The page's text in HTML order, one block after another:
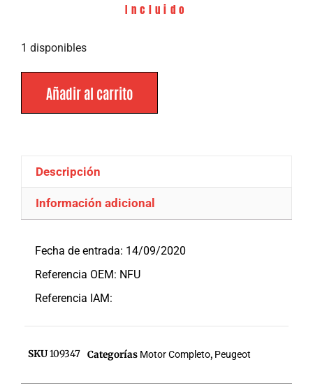
Incluido
1 disponibles
Añadir al carrito
Descripción
Información adicional
Fecha de entrada: 14/09/2020
Referencia OEM: NFU
Referencia IAM:
SKU109347 Categorías Motor Completo, Peugeot